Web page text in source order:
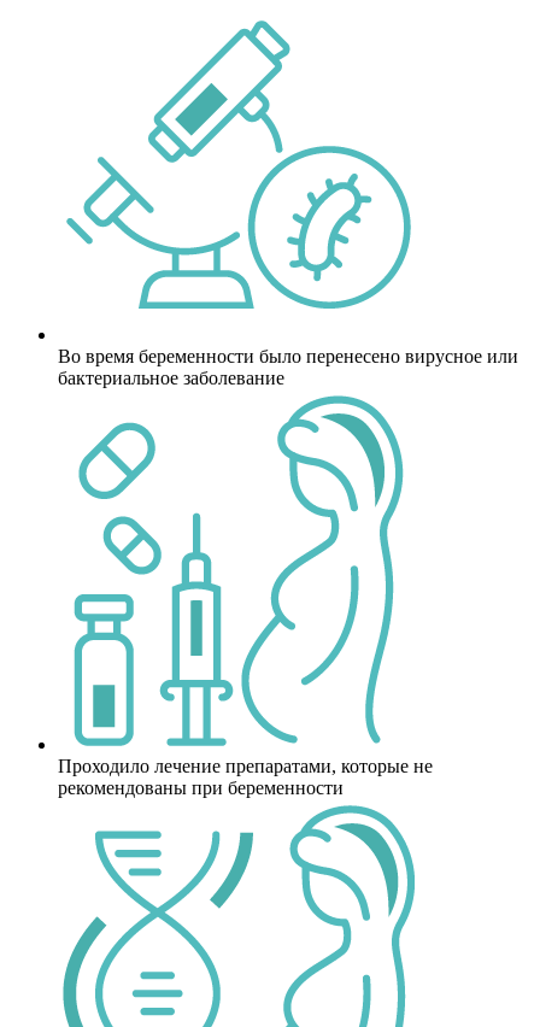
Во время беременности было перенесено вирусное или
бактериальное заболевание
Проходило лечение препаратами, которые не
рекомендованы при беременности